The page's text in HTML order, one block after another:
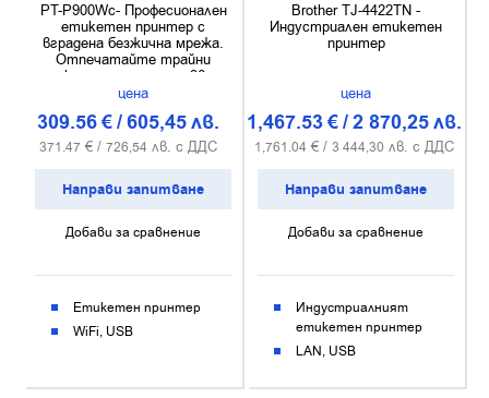
PT-P900Wc- Професионален
етикетен принтер с
вградена безжична мрежа.
Отпечатайте трайни
етикети с ширина до 36 мм
от PC, Mac, смартфон или
цена
309.56€/605,45лв.
371.47 € / 726,54 лв. с ДДС
Направи запитване
Добави за сравнение
Етикетен принтер
WiFi USB
Brother TJ-4422TN -
Индустриален етикетен
принтер
цена
1,467.53€/2 870,25лв.
1,761.04 € / 3 444,30 лв. с ДДС
Направи запитване
Добави за сравнение
Индустриалният
етикетен принтер
LAN USB